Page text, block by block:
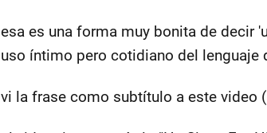
esa es una forma muy bonita de decir
uso íntimo pero cotidiano del lenguaje
vi la frase como subtítulo a este video